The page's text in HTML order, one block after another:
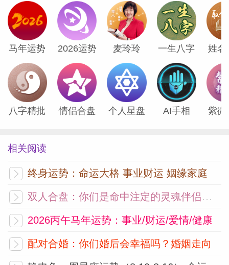
品质保证。但是如果想要取得更大的突破，
就要在认真的同时兼具勇敢。要让自己树立
起自信心，相信自己能够取得一番成就，然
后放开手脚去做，做事一往无前，行事周密
有序，这样才能够取得更大的突破。
狮子座
狮子座的人是内心非常强大的一类人，他们
无比自信，极具领导能力，他们喜欢在一群
得到充分的满足。但是，狮子座有时候也会
因为过分的表现自己而忽略了他人的感受，
从而使自己无故树敌，人缘变差。
马年运势 2026运势 麦玲玲 一生八字 姓名
八字精批 情侣合盘 个人星盘 AI手相 紫微
相关阅读
终身运势：命运大格 事业财运 姻缘家庭
双人合盘：你们是命中注定的灵魂伴侣吗？
2026丙午马年运势：事业/财运/爱情/健康
配对合婚：你们婚后会幸福吗？婚姻走向